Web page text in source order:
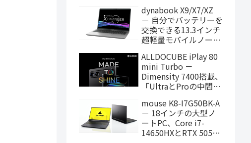
価格に！
dynabook X9/X7/XZ
－ 自分でバッテリーを
交換できる13.3インチ
超軽量モバイルノート
に！
ALLDOCUBE iPlay 80
mini Turbo －
Dimensity 7400搭載、
「UltraとProの中間ス
タブレット、発売記念
価格は29,999円！
mouse K8-I7G50BK-A
－ 18インチの大型ノ
ートPC、Core i7-
14650HXとRTX 5050